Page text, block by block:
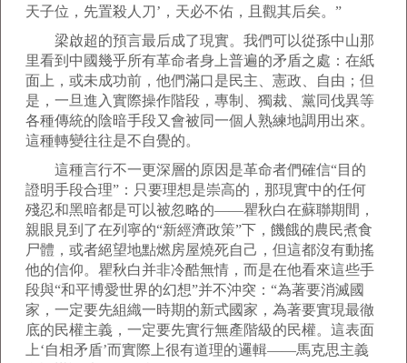
天子位，先置殺人刀’，天必不佑，且觀其后矣。”
梁啟超的預言最后成了現實。我們可以從孫中山那
里看到中國幾乎所有革命者身上普遍的矛盾之處：在紙
面上，或未成功前，他們滿口是民主、憲政、自由；但
是，一旦進入實際操作階段，專制、獨裁、黨同伐異等
各種傳統的陰暗手段又會被同一個人熟練地調用出來。
這種轉變往往是不自覺的。
這種言行不一更深層的原因是革命者們確信“目的
證明手段合理”：只要理想是崇高的，那現實中的任何
殘忍和黑暗都是可以被忽略的——瞿秋白在蘇聯期間，
親眼見到了在列寧的“新經濟政策”下，饑餓的農民煮食
尸體，或者絕望地點燃房屋燒死自己，但這都沒有動搖
他的信仰。瞿秋白并非冷酷無情，而是在他看來這些手
段與“和平博愛世界的幻想”并不沖突：“為著要消滅國
家，一定要先組織一時期的新式國家，為著要實現最徹
底的民權主義，一定要先實行無產階級的民權。這表面
上‘自相矛盾’而實際上很有道理的邏輯——馬克思主義